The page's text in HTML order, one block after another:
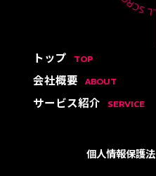
トップ TOP
会社概要 ABOUT
サービス紹介 SERVICE
個人情報保護法